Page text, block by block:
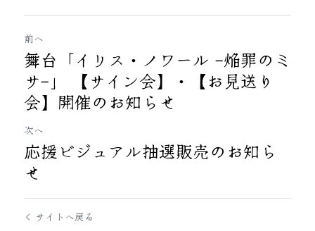
前へ
舞台「イリス・ノワール -焔罪のミ
サ-」 【サイン会】・【お見送り
会】開催のお知らせ
次へ
応援ビジュアル抽選販売のお知ら
せ
サイトへ戻る